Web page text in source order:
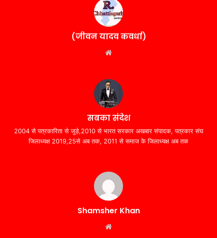
(जीवन यादव कवर्धा)
सबका संदेश
2004 से पत्रकारिता से जुड़े,2010 से भारत सरकार अखबार संपादक, पत्रकार संघ
जिलाध्यक्ष 2019,25से अब तक, 2011 से समाज के जिलाध्यक्ष अब तक
Shamsher Khan